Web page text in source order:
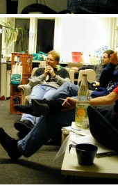
Pam_2_067